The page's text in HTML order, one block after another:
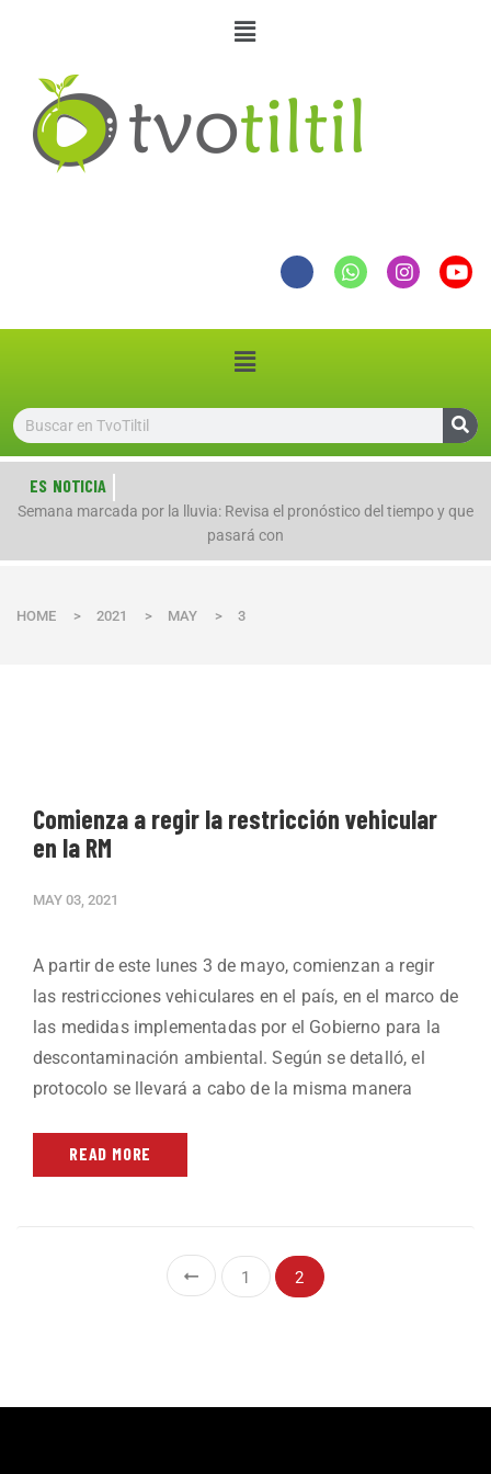
ES NOTICIA
Semana marcada por la lluvia: Revisa el pronóstico del tiempo y que
pasará con
HOME > 2021 > MAY > 3
Comienza a regir la restricción vehicular
en la RM
MAY 03, 2021
A partir de este lunes 3 de mayo, comienzan a regir
las restricciones vehiculares en el país, en el marco de
las medidas implementadas por el Gobierno para la
descontaminación ambiental. Según se detalló, el
protocolo se llevará a cabo de la misma manera
READ MORE
1 2